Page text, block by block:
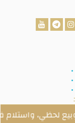
واستلام فعلي